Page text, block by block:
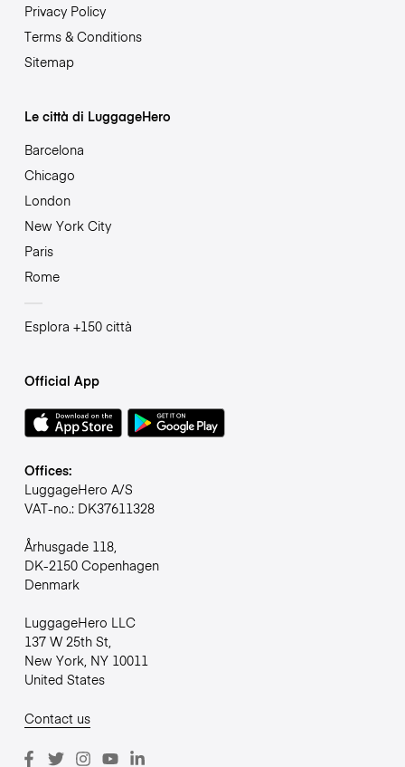
Privacy Policy
Terms & Conditions
Sitemap
Le città di LuggageHero
Barcelona
Chicago
London
New York City
Paris
Rome
Esplora +150 città
Official App
Offices:
LuggageHero A/S
VAT-no.: DK37611328
Århusgade 118,
DK-2150 Copenhagen
Denmark
LuggageHero LLC
137 W 25th St,
New York, NY 10011
United States
Contact us